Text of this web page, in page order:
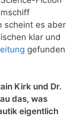
scheint es aber
klar und
gefunden
Kirk und Dr.
das, was
eigentlich